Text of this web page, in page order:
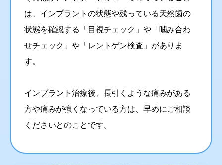
は、インプラントの状態や残っている天然歯の
状態を確認する「目視チェック」や「噛み合わ
せチェック」や「レントゲン検査」がありま
す。
インプラント治療後、長引くような痛みがある
方や痛みが強くなっている方は、早めにご相談
くださいとのことです。